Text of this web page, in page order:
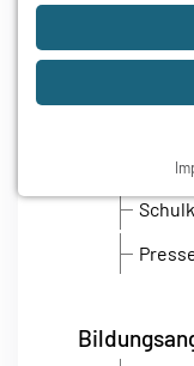
NOTWENDIGE COOKIES
Notwendige
Funktionen und
Website
Einverständnis-